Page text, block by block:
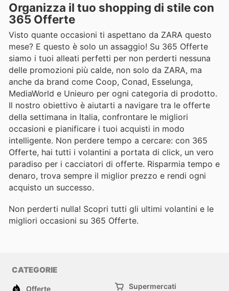
Organizza il tuo shopping di stile con
365 Offerte
Visto quante occasioni ti aspettano da ZARA questo
mese? E questo è solo un assaggio! Su 365 Offerte
siamo i tuoi alleati perfetti per non perderti nessuna
delle promozioni più calde, non solo da ZARA, ma
anche da brand come Coop, Conad, Esselunga,
MediaWorld e Unieuro per ogni categoria di prodotto.
Il nostro obiettivo è aiutarti a navigare tra le offerte
della settimana in Italia, confrontare le migliori
occasioni e pianificare i tuoi acquisti in modo
intelligente. Non perdere tempo a cercare: con 365
Offerte, hai tutti i volantini a portata di click, un vero
paradiso per i cacciatori di offerte. Risparmia tempo e
denaro, trova sempre il miglior prezzo e rendi ogni
acquisto un successo.
Non perderti nulla! Scopri tutti gli ultimi volantini e le
migliori occasioni su 365 Offerte.
CATEGORIE
Offerte Supermercati